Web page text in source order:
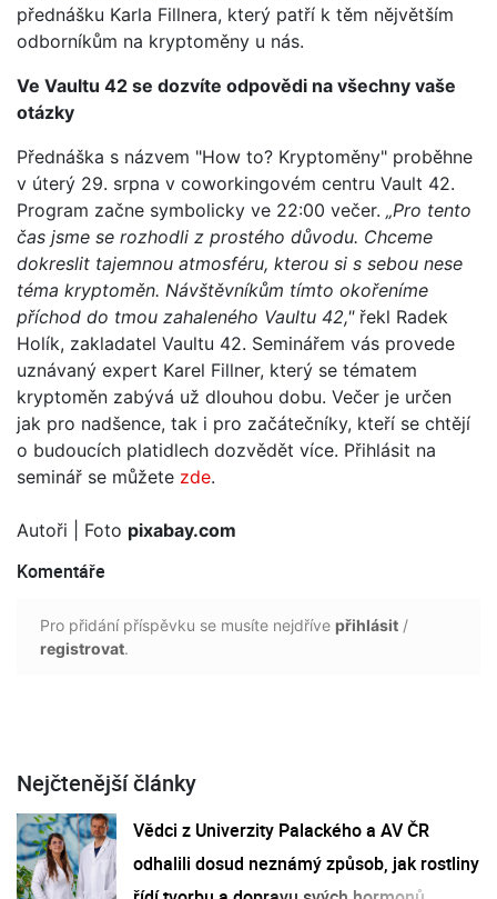
přednášku Karla Fillnera, který patří k těm nějvětším
odborníkům na kryptoměny u nás.
Ve Vaultu 42 se dozvíte odpovědi na všechny vaše
otázky
Přednáška s názvem "How to? Kryptoměny" proběhne
v úterý 29. srpna v coworkingovém centru Vault 42.
Program začne symbolicky ve 22:00 večer. „Pro tento
čas jsme se rozhodli z prostého důvodu. Chceme
dokreslit tajemnou atmosféru, kterou si s sebou nese
téma kryptoměn. Návštěvníkům tímto okořeníme
příchod do tmou zahaleného Vaultu 42,"řekl Radek
Holík, zakladatel Vaultu 42. Seminářem vás provede
uznávaný expert Karel Fillner, který se tématem
kryptoměn zabývá už dlouhou dobu. Večer je určen
jak pro nadšence, tak i pro začátečníky, kteří se chtějí
o budoucích platidlech dozvědět více. Přihlásit na
seminář se můžete zde.
Autoři | Foto pixabay.com
Komentáře
Pro přidání příspěvku se musíte nejdříve přihlásit /
registrovat.
Nejčtenější články
Vědci z Univerzity Palackého a AV ČR
odhalili dosud neznámý způsob, jak rostliny